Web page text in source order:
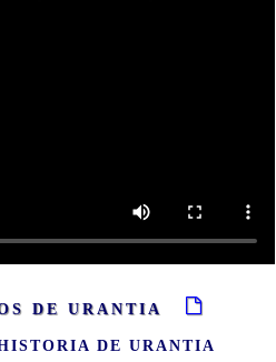
DE URANTIA
DE URANTIA